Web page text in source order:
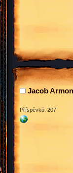
Jacob
Příspěvků: 207